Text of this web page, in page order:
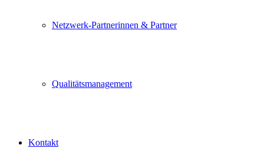
Netzwerk-Partnerinnen & Partner
Qualitätsmanagement
Kontakt